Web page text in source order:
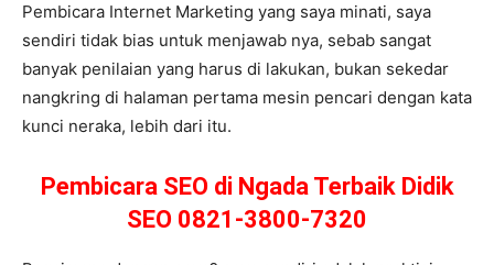
Pembicara Internet Marketing yang saya minati, saya
sendiri tidak bias untuk menjawab nya, sebab sangat
banyak penilaian yang harus di lakukan, bukan sekedar
nangkring di halaman pertama mesin pencari dengan kata
kunci neraka, lebih dari itu.
Pembicara SEO di Ngada Terbaik Didik
SEO 0821-3800-7320